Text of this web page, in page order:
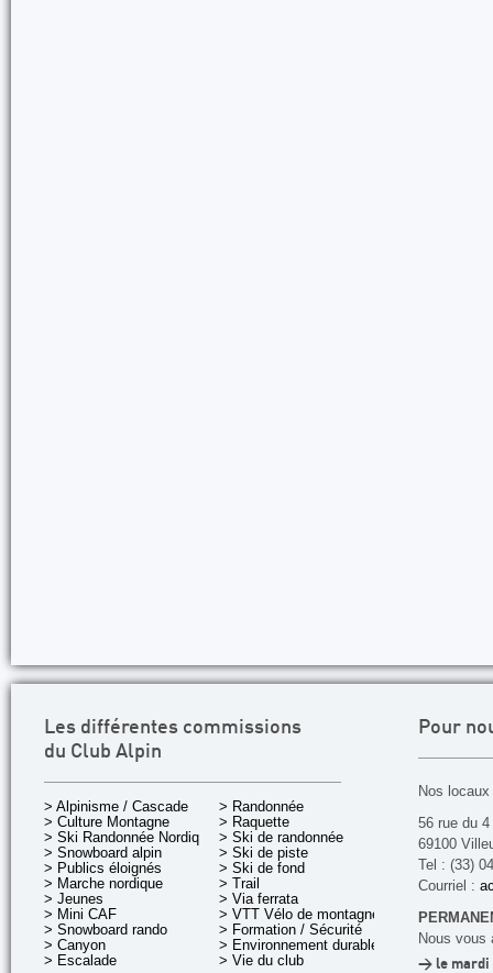
Les différentes commissions
du Club Alpin
> Alpinisme / Cascade
> Culture Montagne
> Ski Randonnée Nordique
> Snowboard alpin
> Publics éloignés
> Marche nordique
> Jeunes
> Mini CAF
> Snowboard rando
> Canyon
> Escalade
> Randonnée
> Raquette
> Ski de randonnée
> Ski de piste
> Ski de fond
> Trail
> Via ferrata
> VTT Vélo de montagne
> Formation / Sécurité
> Environnement durable
> Vie du club
Pour
Nos
56 rue du
69100
Tel : (33)
Courriel :
Nous vous
> le mardi